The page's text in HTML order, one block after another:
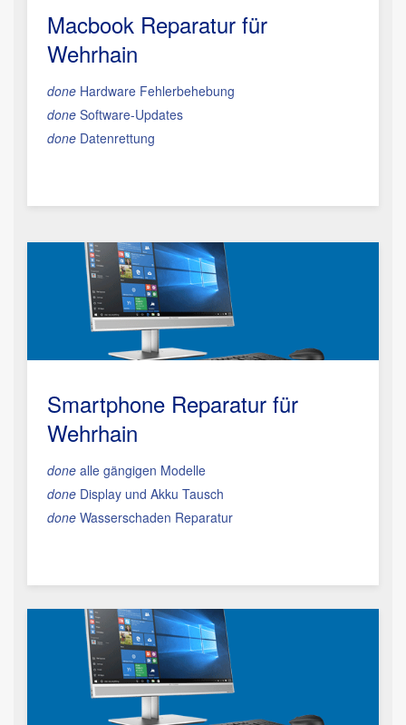
Macbook Reparatur für
Wehrhain
done Hardware Fehlerbehebung
done Software-Updates
done Datenrettung
Smartphone Reparatur für
Wehrhain
done alle gängigen Modelle
done Display und Akku Tausch
done Wasserschaden Reparatur